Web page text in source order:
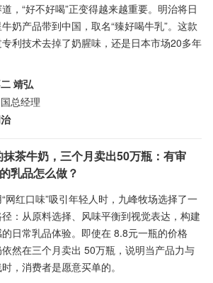
，“好不好喝”正变得越来越重要。明治将日
奶产品带到中国，取名“臻好喝牛乳”。这款
利技术去掉了奶腥味，还是日本市场20多年
靖弘
总经理
茶牛奶，三个月卖出50万瓶：有审
乳品怎么做？
网红口味”吸引年轻人时，九峰牧场选择了一
：从原料选择、风味平衡到视觉表达，构建
日常乳品体验。即使在 8.8元一瓶的价格
然在三个月卖出 50万瓶，说明当产品力与
，消费者是愿意买单的。